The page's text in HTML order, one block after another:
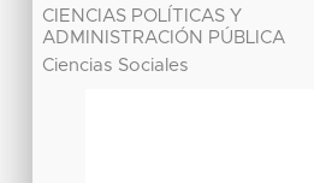
CIENCIAS POLÍTICAS Y
ADMINISTRACIÓN PÚBLICA
Ciencias Sociales